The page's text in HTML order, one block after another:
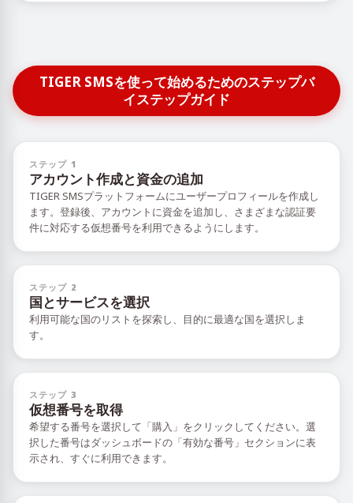
TIGER SMSを使って始めるためのステップバ
イステップガイド
ステップ 1
アカウント作成と資金の追加
TIGER SMSプラットフォームにユーザープロフィールを作成し
ます。登録後、アカウントに資金を追加し、さまざまな認証要
件に対応する仮想番号を利用できるようにします。
ステップ 2
国とサービスを選択
利用可能な国のリストを探索し、目的に最適な国を選択しま
す。
ステップ 3
仮想番号を取得
希望する番号を選択して「購入」をクリックしてください。選
択した番号はダッシュボードの「有効な番号」セクションに表
示され、すぐに利用できます。